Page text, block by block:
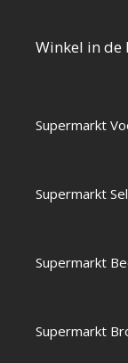
Winkel in
Supermarkt
Supermarkt
Supermarkt
Supermarkt